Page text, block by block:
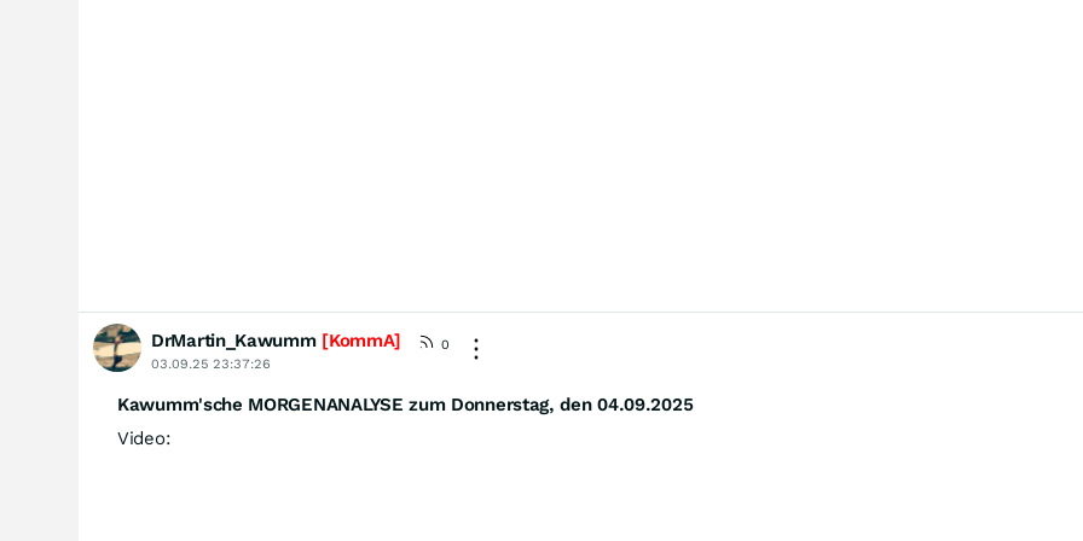
DrMartin_Kawumm[KommA]
0
03.09.25 23:37:26
Kawumm'sche MORGENANALYSE zum Donnerstag, den 04.09.2025
Video: